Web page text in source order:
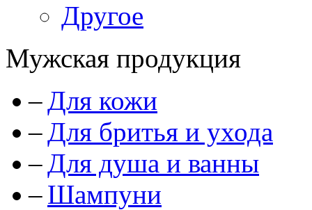
Другое
Мужская продукция
Для кожи
Для бритья и ухода
Для душа и ванны
Шампуни